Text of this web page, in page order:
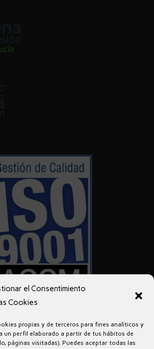
el Consentimiento
Cookies
propias y de terceros para fines analíticos y
un perfil elaborado a partir de tus hábitos de
páginas visitadas). Puedes aceptar todas las